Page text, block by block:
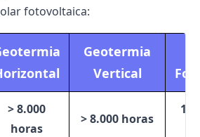
fotovoltaica:
Geotermia
Vertical
> 8.000
horas
> 8.000 horas